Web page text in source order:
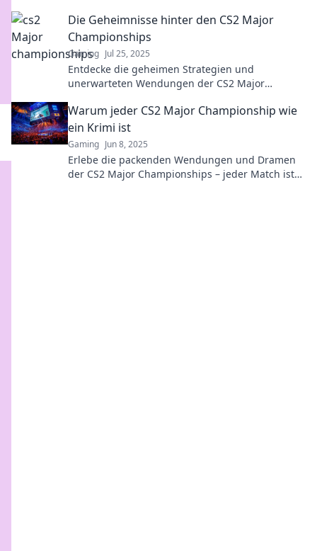
Geschichten inspirieren!
Die Geheimnisse hinter den CS2 Major
Championships
Gaming Jul 25, 2025
Entdecke die geheimen Strategien und
unerwarteten Wendungen der CS2 Major
Welt!
Warum jeder CS2 Major Championship wie
ein Krimi ist
Gaming Jun 8, 2025
Erlebe die packenden Wendungen und Dramen
der CS2 Major Championships – jeder Match ist